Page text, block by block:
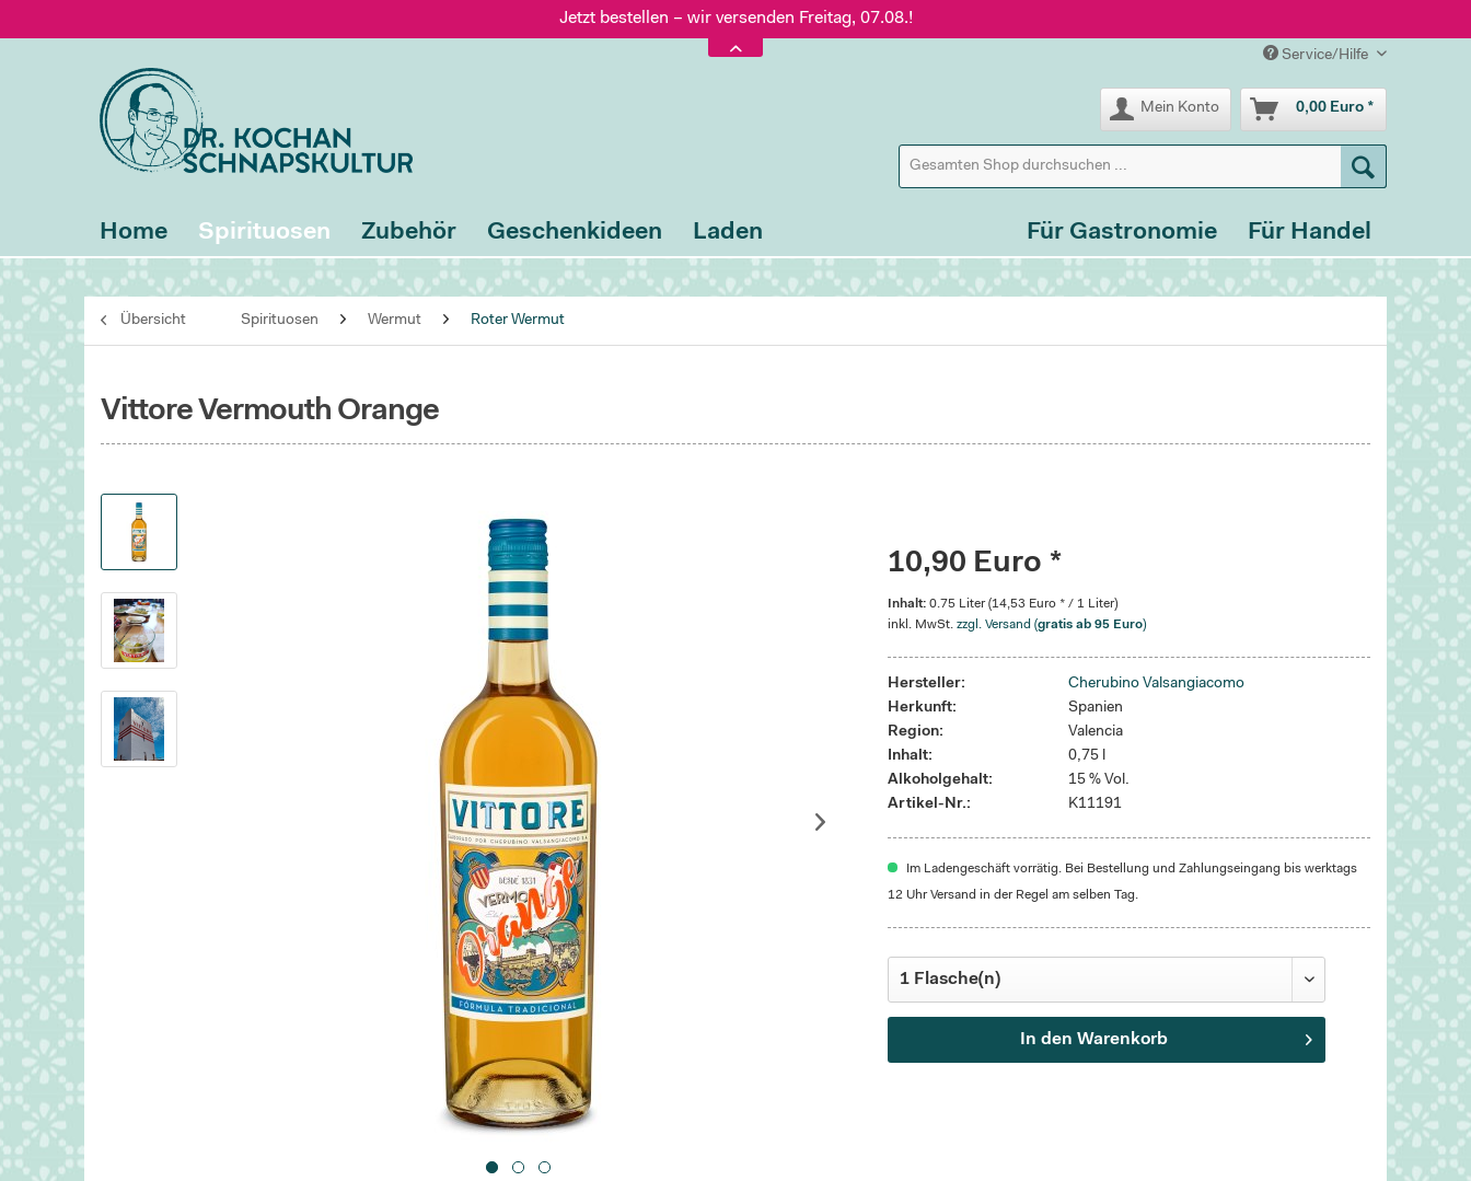
Jetzt bestellen – wir versenden Freitag, 07.08.!
Versand nur 5,60 €, gratis ab 95 € Warenwert
Jetzt bestellen – wir versenden Freitag, 07.08.!
Service/Hilfe
Mein Konto 0,00 Euro *
Home Spirituosen Zubehör Geschenkideen Laden Für Handel
Für Gastronomie
Übersicht Spirituosen Wermut Roter Wermut
Vittore Vermouth Orange
10,90 Euro *
Inhalt:0.75 Liter (14,53 Euro * / 1 Liter)
inkl. MwSt.zzgl. Versand (gratis ab 95 Euro)
Hersteller:
Cherubino Valsangiacomo
Herkunft:
Spanien
Region:
Valencia
Inhalt:
0,75 l
Alkoholgehalt:
15 % Vol.
Artikel-Nr.:
K11191
Im Ladengeschäft vorrätig. Bei Bestellung und Zahlungseingang bis werktags
12 Uhr Versand in der Regel am selben Tag.
In den Warenkorb